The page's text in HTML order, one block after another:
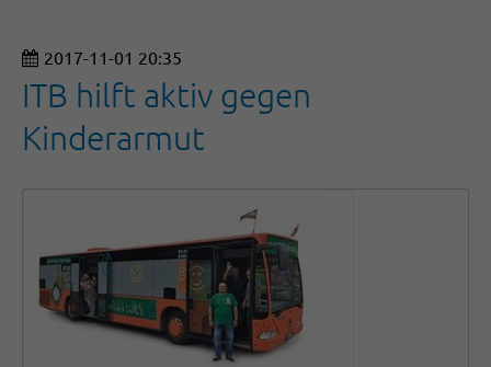
2017-11-01 20:35
ITB hilft aktiv gegen
Kinderarmut